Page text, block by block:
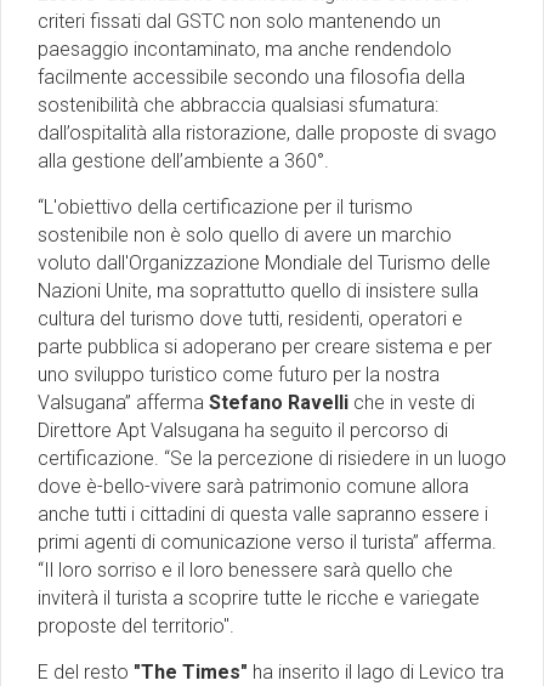
criteri fissati dal GSTC non solo mantenendo un
paesaggio incontaminato, ma anche rendendolo
facilmente accessibile secondo una filosofia della
sostenibilità che abbraccia qualsiasi sfumatura:
dall’ospitalità alla ristorazione, dalle proposte di svago
alla gestione dell’ambiente a 360°.
“L'obiettivo della certificazione per il turismo
sostenibile non è solo quello di avere un marchio
voluto dall'Organizzazione Mondiale del Turismo delle
Nazioni Unite, ma soprattutto quello di insistere sulla
cultura del turismo dove tutti, residenti, operatori e
parte pubblica si adoperano per creare sistema e per
uno sviluppo turistico come futuro per la nostra
Valsugana” afferma Stefano Ravelli che in veste di
Direttore Apt Valsugana ha seguito il percorso di
certificazione. “Se la percezione di risiedere in un luogo
dove è-bello-vivere sarà patrimonio comune allora
anche tutti i cittadini di questa valle sapranno essere i
primi agenti di comunicazione verso il turista” afferma.
“Il loro sorriso e il loro benessere sarà quello che
inviterà il turista a scoprire tutte le ricche e variegate
proposte del territorio''.
E del resto "The Times" ha inserito il lago di Levico tra